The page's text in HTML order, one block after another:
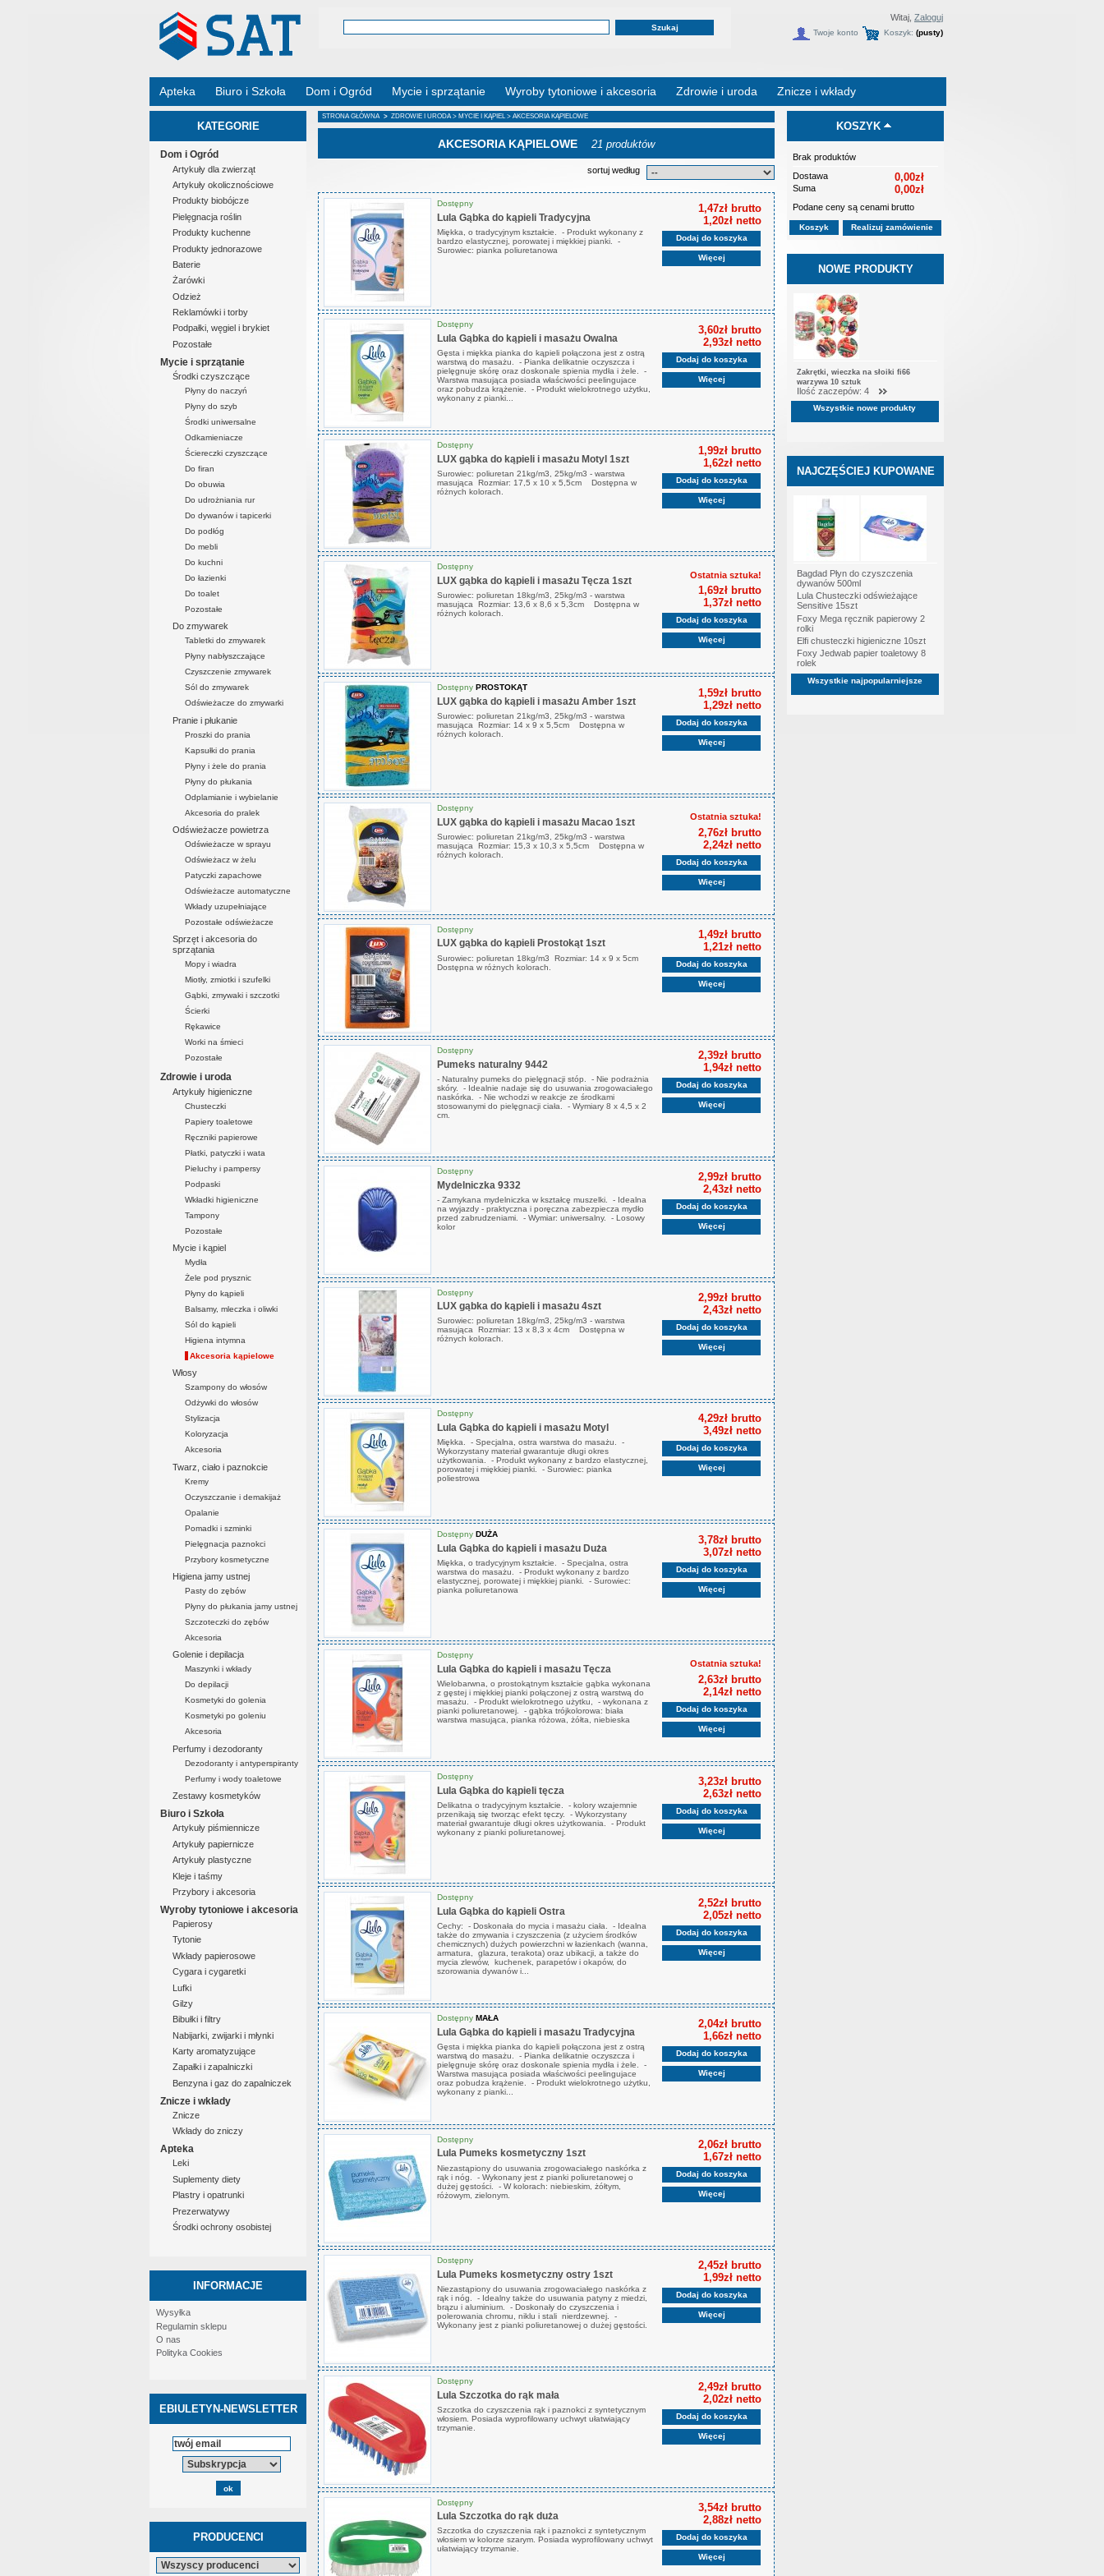
Witaj, Zaloguj
Koszyk: (pusty)
Twoje konto
Apteka Biuro i Szkoła Dom i Ogród Mycie i sprzątanie Wyroby tytoniowe i akcesoria Zdrowie i uroda Znicze i wkłady
KATEGORIE
Dom i Ogród
Artykuły dla zwierząt
Artykuły okolicznościowe
Produkty biobójcze
Pielęgnacja roślin
Produkty kuchenne
Produkty jednorazowe
Baterie
Żarówki
Odzież
Reklamówki i torby
Podpałki, węgiel i brykiet
Pozostałe
Mycie i sprzątanie
Środki czyszczące
Płyny do naczyń
Płyny do szyb
Środki uniwersalne
Odkamieniacze
Ściereczki czyszczące
Do firan
Do obuwia
Do udrożniania rur
Do dywanów i tapicerki
Do podłóg
Do mebli
Do kuchni
Do łazienki
Do toalet
Pozostałe
Do zmywarek
Tabletki do zmywarek
Płyny nabłyszczające
Czyszczenie zmywarek
Sól do zmywarek
Odświeżacze do zmywarki
Pranie i płukanie
Proszki do prania
Kapsułki do prania
Płyny i żele do prania
Płyny do płukania
Odplamianie i wybielanie
Akcesoria do pralek
Odświeżacze powietrza
Odświeżacze w sprayu
Odświeżacz w żelu
Patyczki zapachowe
Odświeżacze automatyczne
Wkłady uzupełniające
Pozostałe odświeżacze
Sprzęt i akcesoria do
sprzątania
Mopy i wiadra
Miotły, zmiotki i szufelki
Gąbki, zmywaki i szczotki
Ścierki
Rękawice
Worki na śmieci
Pozostałe
Zdrowie i uroda
Artykuły higieniczne
Chusteczki
Papiery toaletowe
Ręczniki papierowe
Płatki, patyczki i wata
Pieluchy i pampersy
Podpaski
Wkładki higieniczne
Tampony
Pozostałe
Mycie i kąpiel
Mydła
Żele pod prysznic
Płyny do kąpieli
Balsamy, mleczka i oliwki
Sól do kąpieli
Higiena intymna
Akcesoria kąpielowe
Włosy
Szampony do włosów
Odżywki do włosów
Stylizacja
Koloryzacja
Akcesoria
Twarz, ciało i paznokcie
Kremy
Oczyszczanie i demakijaż
Opalanie
Pomadki i szminki
Pielęgnacja paznokci
Przybory kosmetyczne
Higiena jamy ustnej
Pasty do zębów
Płyny do płukania jamy ustnej
Szczoteczki do zębów
Akcesoria
Golenie i depilacja
Maszynki i wkłady
Do depilacji
Kosmetyki do golenia
Kosmetyki po goleniu
Akcesoria
Perfumy i dezodoranty
Dezodoranty i antyperspiranty
Perfumy i wody toaletowe
Zestawy kosmetyków
Biuro i Szkoła
Artykuły piśmiennicze
Artykuły papiernicze
Artykuły plastyczne
Kleje i taśmy
Przybory i akcesoria
Wyroby tytoniowe i akcesoria
Papierosy
Tytonie
Wkłady papierosowe
Cygara i cygaretki
Lufki
Gilzy
Bibułki i filtry
Nabijarki, zwijarki i młynki
Karty aromatyzujące
Zapałki i zapalniczki
Benzyna i gaz do zapalniczek
Znicze i wkłady
Znicze
Wkłady do zniczy
Apteka
Leki
Suplementy diety
Plastry i opatrunki
Prezerwatywy
Środki ochrony osobistej
INFORMACJE
Wysyłka
Regulamin sklepu
O nas
Polityka Cookies
EBIULETYN-NEWSLETTER
PRODUCENCI
STRONA GŁÓWNA > ZDROWIE I URODA >MYCIE I KĄPIEL > AKCESORIA KĄPIELOWE
AKCESORIA KĄPIELOWE 21 produktów
sortuj według
Dostępny
Lula Gąbka do kąpieli Tradycyjna
Miękka, o tradycyjnym kształcie. - Produkt wykonany z
bardzo elastycznej, porowatej i miękkiej pianki. -
Surowiec: pianka poliuretanowa
1,47zł brutto
1,20zł netto
Dodaj do koszyka
Więcej
Dostępny
Lula Gąbka do kąpieli i masażu Owalna
Gęsta i miękka pianka do kąpieli połączona jest z ostrą
warstwą do masażu. - Pianka delikatnie oczyszcza i
pielęgnuje skórę oraz doskonale spienia mydła i żele. -
Warstwa masująca posiada właściwości peelingujace
oraz pobudza krążenie. - Produkt wielokrotnego użytku,
wykonany z pianki...
3,60zł brutto
2,93zł netto
Dodaj do koszyka
Więcej
Dostępny
LUX gąbka do kąpieli i masażu Motyl 1szt
Surowiec: poliuretan 21kg/m3, 25kg/m3 - warstwa
masująca Rozmiar: 17,5 x 10 x 5,5cm Dostępna w
różnych kolorach.
1,99zł brutto
1,62zł netto
Dodaj do koszyka
Więcej
Dostępny
LUX gąbka do kąpieli i masażu Tęcza 1szt
Surowiec: poliuretan 18kg/m3, 25kg/m3 - warstwa
masująca Rozmiar: 13,6 x 8,6 x 5,3cm Dostępna w
różnych kolorach.
Ostatnia sztuka!
1,69zł brutto
1,37zł netto
Dodaj do koszyka
Więcej
Dostępny PROSTOKĄT
LUX gąbka do kąpieli i masażu Amber 1szt
Surowiec: poliuretan 21kg/m3, 25kg/m3 - warstwa
masująca Rozmiar: 14 x 9 x 5,5cm Dostępna w
różnych kolorach.
1,59zł brutto
1,29zł netto
Dodaj do koszyka
Więcej
Dostępny
LUX gąbka do kąpieli i masażu Macao 1szt
Surowiec: poliuretan 21kg/m3, 25kg/m3 - warstwa
masująca Rozmiar: 15,3 x 10,3 x 5,5cm Dostępna w
różnych kolorach.
Ostatnia sztuka!
2,76zł brutto
2,24zł netto
Dodaj do koszyka
Więcej
Dostępny
LUX gąbka do kąpieli Prostokąt 1szt
Surowiec: poliuretan 18kg/m3 Rozmiar: 14 x 9 x 5cm
Dostępna w różnych kolorach.
1,49zł brutto
1,21zł netto
Dodaj do koszyka
Więcej
Dostępny
Pumeks naturalny 9442
- Naturalny pumeks do pielęgnacji stóp. - Nie podrażnia
skóry. - Idealnie nadaje się do usuwania zrogowaciałego
naskórka. - Nie wchodzi w reakcje ze środkami
stosowanymi do pielęgnacji ciała. - Wymiary 8 x 4,5 x 2
cm.
2,39zł brutto
1,94zł netto
Dodaj do koszyka
Więcej
Dostępny
Mydelniczka 9332
- Zamykana mydelniczka w kształcę muszelki. - Idealna
na wyjazdy - praktyczna i poręczna zabezpiecza mydło
przed zabrudzeniami. - Wymiar: uniwersalny. - Losowy
kolor
2,99zł brutto
2,43zł netto
Dodaj do koszyka
Więcej
Dostępny
LUX gąbka do kąpieli i masażu 4szt
Surowiec: poliuretan 18kg/m3, 25kg/m3 - warstwa
masująca Rozmiar: 13 x 8,3 x 4cm Dostępna w
różnych kolorach.
2,99zł brutto
2,43zł netto
Dodaj do koszyka
Więcej
Dostępny
Lula Gąbka do kąpieli i masażu Motyl
Miękka. - Specjalna, ostra warstwa do masażu. -
Wykorzystany materiał gwarantuje długi okres
użytkowania. - Produkt wykonany z bardzo elastycznej,
porowatej i miękkiej pianki. - Surowiec: pianka
poliestrowa
4,29zł brutto
3,49zł netto
Dodaj do koszyka
Więcej
Dostępny DUŻA
Lula Gąbka do kąpieli i masażu Duża
Miękka, o tradycyjnym kształcie. - Specjalna, ostra
warstwa do masażu. - Produkt wykonany z bardzo
elastycznej, porowatej i miękkiej pianki. - Surowiec:
pianka poliuretanowa
3,78zł brutto
3,07zł netto
Dodaj do koszyka
Więcej
Dostępny
Lula Gąbka do kąpieli i masażu Tęcza
Wielobarwna, o prostokątnym kształcie gąbka wykonana
z gęstej i miękkiej pianki połączonej z ostrą warstwą do
masażu. - Produkt wielokrotnego użytku, - wykonana z
pianki poliuretanowej. - gąbka trójkolorowa: biała
warstwa masująca, pianka różowa, żółta, niebieska
Ostatnia sztuka!
2,63zł brutto
2,14zł netto
Dodaj do koszyka
Więcej
Dostępny
Lula Gąbka do kąpieli tęcza
Delikatna o tradycyjnym kształcie. - kolory wzajemnie
przenikają się tworząc efekt tęczy. - Wykorzystany
materiał gwarantuje długi okres użytkowania. - Produkt
wykonany z pianki poliuretanowej.
3,23zł brutto
2,63zł netto
Dodaj do koszyka
Więcej
Dostępny
Lula Gąbka do kąpieli Ostra
Cechy: - Doskonała do mycia i masażu ciała. - Idealna
także do zmywania i czyszczenia (z użyciem środków
chemicznych) dużych powierzchni w łazienkach (wanna,
armatura, glazura, terakota) oraz ubikacji, a także do
mycia zlewów, kuchenek, parapetów i okapów, do
szorowania dywanów i...
2,52zł brutto
2,05zł netto
Dodaj do koszyka
Więcej
Dostępny MAŁA
Lula Gąbka do kąpieli i masażu Tradycyjna
Gęsta i miękka pianka do kąpieli połączona jest z ostrą
warstwą do masażu. - Pianka delikatnie oczyszcza i
pielęgnuje skórę oraz doskonale spienia mydła i żele. -
Warstwa masująca posiada właściwości peelingujace
oraz pobudza krążenie. - Produkt wielokrotnego użytku,
wykonany z pianki...
2,04zł brutto
1,66zł netto
Dodaj do koszyka
Więcej
Dostępny
Lula Pumeks kosmetyczny 1szt
Niezastąpiony do usuwania zrogowaciałego naskórka z
rąk i nóg. - Wykonany jest z pianki poliuretanowej o
dużej gęstości. - W kolorach: niebieskim, żółtym,
różowym, zielonym.
2,06zł brutto
1,67zł netto
Dodaj do koszyka
Więcej
Dostępny
Lula Pumeks kosmetyczny ostry 1szt
Niezastąpiony do usuwania zrogowaciałego naskórka z
rąk i nóg. - Idealny także do usuwania patyny z miedzi,
brązu i aluminium. - Doskonały do czyszczenia i
polerowania chromu, niklu i stali nierdzewnej. -
Wykonany jest z pianki poliuretanowej o dużej gęstości.
2,45zł brutto
1,99zł netto
Dodaj do koszyka
Więcej
Dostępny
Lula Szczotka do rąk mała
Szczotka do czyszczenia rąk i paznokci z syntetycznym
włosiem. Posiada wyprofilowany uchwyt ułatwiający
trzymanie.
2,49zł brutto
2,02zł netto
Dodaj do koszyka
Więcej
Dostępny
Lula Szczotka do rąk duża
Szczotka do czyszczenia rąk i paznokci z syntetycznym
włosiem w kolorze szarym. Posiada wyprofilowany uchwyt
ułatwiający trzymanie.
3,54zł brutto
2,88zł netto
Dodaj do koszyka
Więcej
KOSZYK
Brak produktów
Dostawa
0,00zł
Suma 0,00zł
Podane ceny są cenami brutto
Koszyk Realizuj zamówienie
NOWE PRODUKTY
Zakrętki, wieczka na słoiki fi66
warzywa 10 sztuk
Ilość zaczepów: 4
Wszystkie nowe produkty
NAJCZĘŚCIEJ KUPOWANE
Bagdad Płyn do czyszczenia
dywanów 500ml
Lula Chusteczki odświeżające
Sensitive 15szt
Foxy Mega ręcznik papierowy 2
rolki
Elfi chusteczki higieniczne 10szt
Foxy Jedwab papier toaletowy 8
rolek
Wszystkie najpopularniejsze